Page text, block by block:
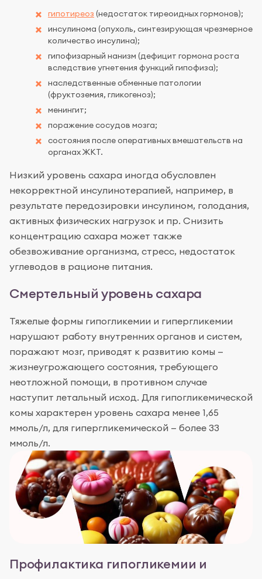
гипотиреоз (недостаток тиреоидных гормонов);
инсулинома (опухоль, синтезирующая чрезмерное
количество инсулина);
гипофизарный нанизм (дефицит гормона роста
вследствие угнетения функций гипофиза);
наследственные обменные патологии
(фруктоземия, гликогеноз);
менингит;
поражение сосудов мозга;
состояния после оперативных вмешательств на
органах ЖКТ.
Низкий уровень сахара иногда обусловлен
некорректной инсулинотерапией, например, в
результате передозировки инсулином, голодания,
активных физических нагрузок и пр. Снизить
концентрацию сахара может также
обезвоживание организма, стресс, недостаток
углеводов в рационе питания.
Смертельный уровень сахара
Тяжелые формы гипогликемии и гипергликемии
нарушают работу внутренних органов и систем,
поражают мозг, приводят к развитию комы —
жизнеугрожающего состояния, требующего
неотложной помощи, в противном случае
наступит летальный исход. Для гипогликемической
комы характерен уровень сахара менее 1,65
ммоль/л, для гипергликемической — более 33
ммоль/л.
Профилактика гипогликемии и